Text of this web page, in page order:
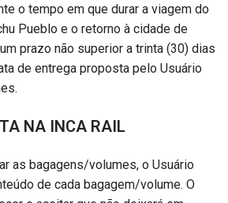
o tempo em que durar a viagem do
Pueblo e o retorno à cidade de
prazo não superior a trinta (30) dias
de entrega proposta pelo Usuário
NA INCA RAIL
as bagagens/volumes, o Usuário
de cada bagagem/volume. O